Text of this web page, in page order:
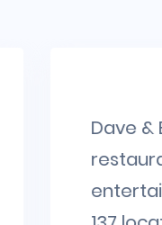
Dave &
restaurant- en